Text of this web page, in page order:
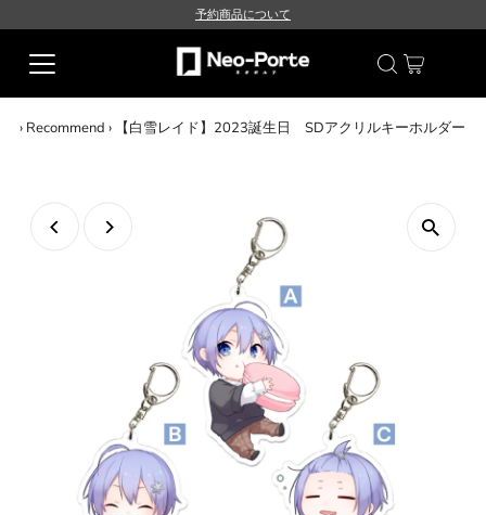
予約商品について
› Recommend › 【白雪レイド】2023誕生日 SDアクリルキーホルダー